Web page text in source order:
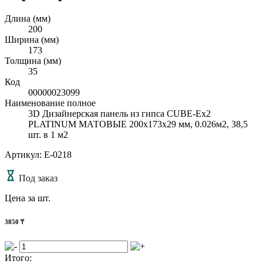
Длина (мм)
200
Ширина (мм)
173
Толщина (мм)
35
Код
00000023099
Наименование полное
3D Дизайнерская панель из гипса CUBE-Ex2
PLATINUM МАТОВЫЕ 200x173x29 мм, 0.026м2, 38,5
шт. в 1 м2
Артикул: E-0218
Под заказ
Цена за шт.
3850 ₸
Итого: